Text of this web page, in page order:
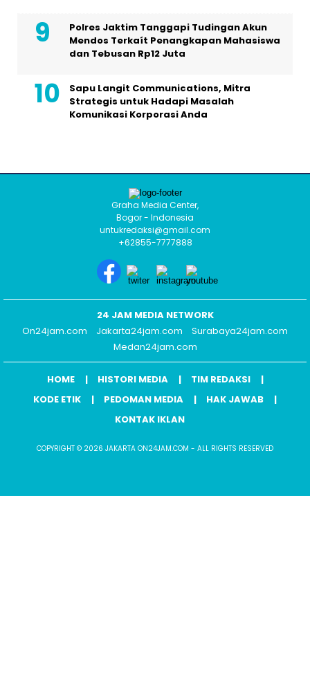
Polres Jaktim Tanggapi Tudingan Akun
Mendos Terkaít Penangkapan Mahasiswa
dan Tebusan Rp12 Juta
Sapu Langit Communications, Mitra
Strategis untuk Hadapi Masalah
Komunikasi Korporasi Anda
Graha Media Center,
Bogor - Indonesia
untukredaksi@gmail.com
+62855-7777888
24 JAM MEDIA NETWORK
On24jam.com
Jakarta24jam.com
Surabaya24jam.com
Medan24jam.com
HOME HISTORI MEDIA
TIM REDAKSI
KODE ETIK
PEDOMAN MEDIA
HAK JAWAB
KONTAK IKLAN
COPYRIGHT © 2026 JAKARTA ON24JAM.COM - ALL RIGHTS RESERVED